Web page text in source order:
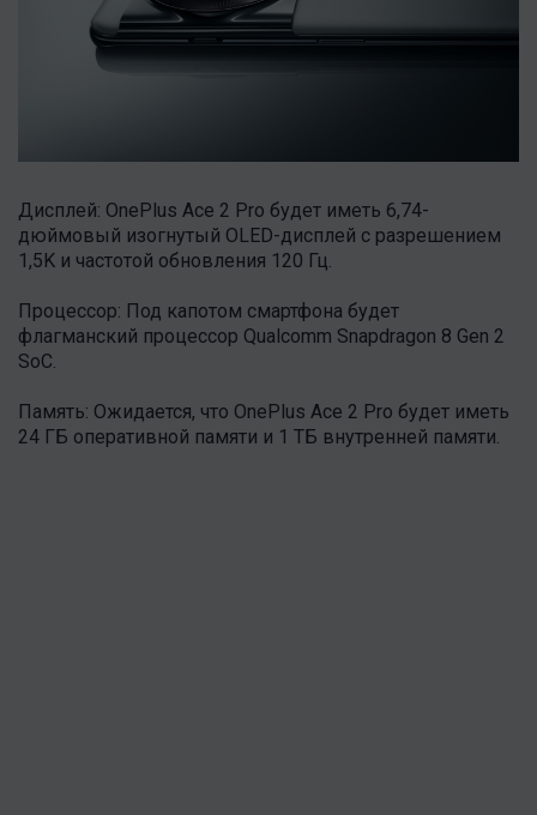
Дисплей: OnePlus Ace 2 Pro будет иметь 6,74-
дюймовый изогнутый OLED-дисплей с разрешением
1,5K и частотой обновления 120 Гц.
Процессор: Под капотом смартфона будет
флагманский процессор Qualcomm Snapdragon 8 Gen 2
SoC.
Память: Ожидается, что OnePlus Ace 2 Pro будет иметь
24 ГБ оперативной памяти и 1 ТБ внутренней памяти.